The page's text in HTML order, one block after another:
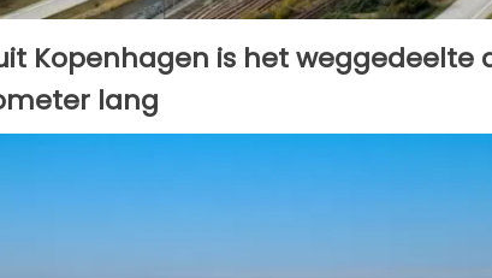
Kopenhagen is het weggedeelte
lang